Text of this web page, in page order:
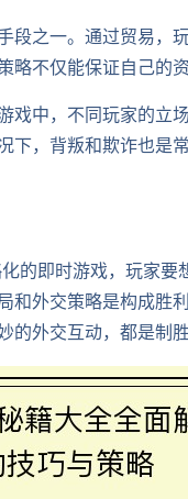
段之一。通过贸易，
略不仅能保证自己的
戏中，不同玩家的立
下，背叛和欺诈也是
的即时游戏，玩家
和外交策略是构成胜
外交互动，都是制胜